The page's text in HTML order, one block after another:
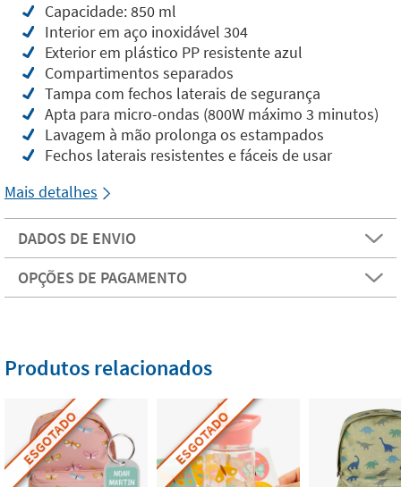
Capacidade: 850 ml
Interior em aço inoxidável 304
Exterior em plástico PP resistente azul
Compartimentos separados
Tampa com fechos laterais de segurança
Apta para micro-ondas (800W máximo 3 minutos)
Lavagem à mão prolonga os estampados
Fechos laterais resistentes e fáceis de usar
Mais detalhes
DADOS DE ENVIO
OPÇÕES DE PAGAMENTO
Produtos relacionados
ESGOTADO ESGOTADO